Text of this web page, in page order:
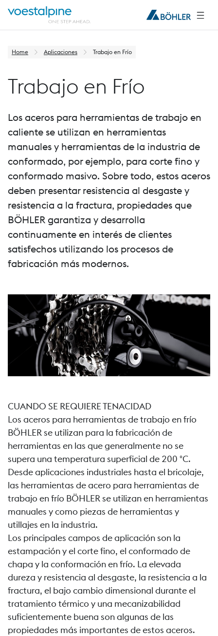
Home Aplicaciones Trabajo en Frío
Trabajo en Frío
Los aceros para herramientas de trabajo en
caliente se utilizan en herramientas
manuales y herramientas de la industria de
conformado, por ejemplo, para corte fino y
conformado masivo. Sobre todo, estos aceros
deben presentar resistencia al desgaste y
resistencia a la fractura, propiedades que
BÖHLER garantiza y desarrolla
continuamente en interés de clientes
satisfechos utilizando los procesos de
fabricación más modernos.
CUANDO SE REQUIERE TENACIDAD
Los aceros para herramientas de trabajo en frío
BÖHLER se utilizan para la fabricación de
herramientas en las que generalmente no se
supera una temperatura superficial de 200 °C.
Desde aplicaciones industriales hasta el bricolaje,
las herramientas de acero para herramientas de
trabajo en frío BÖHLER se utilizan en herramientas
manuales y como piezas de herramientas y
utillajes en la industria.
Los principales campos de aplicación son la
estampación y el corte fino, el conformado de
chapa y la conformación en frío. La elevada
dureza y resistencia al desgaste, la resistencia a la
fractura, el bajo cambio dimensional durante el
tratamiento térmico y una mecanizabilidad
suficientemente buena son algunas de las
propiedades más importantes de estos aceros.